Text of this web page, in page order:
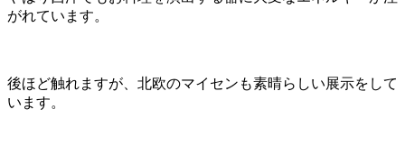
がれています。
後ほど触れますが、北欧のマイセンも素晴らしい展示をして
います。